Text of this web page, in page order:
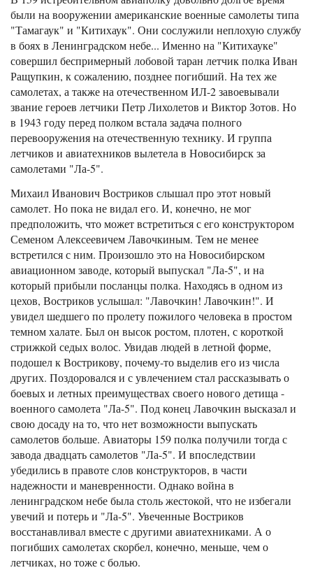
были на вооружении американские военные самолеты типа
"Тамагаук" и "Китихаук". Они сослужили неплохую службу
в боях в Ленинградском небе... Именно на "Китихауке"
совершил беспримерный лобовой таран летчик полка Иван
Ращупкин, к сожалению, позднее погибший. На тех же
самолетах, а также на отечественном ИЛ-2 завоевывали
звание героев летчики Петр Лихолетов и Виктор Зотов. Но
в 1943 году перед полком встала задача полного
перевооружения на отечественную технику. И группа
летчиков и авиатехников вылетела в Новосибирск за
самолетами "Ла-5".
Михаил Иванович Востриков слышал про этот новый
самолет. Но пока не видал его. И, конечно, не мог
предположить, что может встретиться с его конструктором
Семеном Алексеевичем Лавочкиным. Тем не менее
встретился с ним. Произошло это на Новосибирском
авиационном заводе, который выпускал "Ла-5", и на
который прибыли посланцы полка. Находясь в одном из
цехов, Востриков услышал: "Лавочкин! Лавочкин!". И
увидел шедшего по пролету пожилого человека в простом
темном халате. Был он высок ростом, плотен, с короткой
стрижкой седых волос. Увидав людей в летной форме,
подошел к Вострикову, почему-то выделив его из числа
других. Поздоровался и с увлечением стал рассказывать о
боевых и летных преимуществах своего нового детища -
военного самолета "Ла-5". Под конец Лавочкин высказал и
свою досаду на то, что нет возможности выпускать
самолетов больше. Авиаторы 159 полка получили тогда с
завода двадцать самолетов "Ла-5". И впоследствии
убедились в правоте слов конструкторов, в части
надежности и маневренности. Однако война в
ленинградском небе была столь жестокой, что не избегали
увечий и потерь и "Ла-5". Увеченные Востриков
восстанавливал вместе с другими авиатехниками. А о
погибших самолетах скорбел, конечно, меньше, чем о
летчиках, но тоже с болью.